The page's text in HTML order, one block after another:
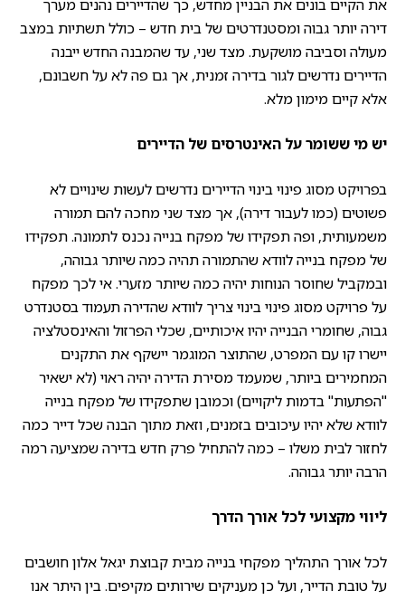
את הקיים בונים את הבניין מחדש, כך שהדיירים נהנים מערך
דירה יותר גבוה ומסטנדרטים של בית חדש – כולל תשתיות במצב
מעולה וסביבה מושקעת. מצד שני, עד שהמבנה החדש ייבנה
הדיירים נדרשים לגור בדירה זמנית, אך גם פה לא על חשבונם,
אלא קיים מימון מלא.
יש מי ששומר על האינטרסים של הדיירים
בפרויקט מסוג פינוי בינוי הדיירים נדרשים לעשות שינויים לא
פשוטים (כמו לעבור דירה), אך מצד שני מחכה להם תמורה
משמעותית, ופה תפקידו של מפקח בנייה נכנס לתמונה. תפקידו
של מפקח בנייה לוודא שהתמורה תהיה כמה שיותר גבוהה,
ובמקביל שחוסר הנוחות יהיה כמה שיותר מזערי. אי לכך מפקח
על פרויקט מסוג פינוי בינוי צריך לוודא שהדירה תעמוד בסטנדרט
גבוה, שחומרי הבנייה יהיו איכותיים, שכלי הפרזול והאינסטלציה
יישרו קו עם המפרט, שהתוצר המוגמר יישקף את התקנים
המחמירים ביותר, שמעמד מסירת הדירה יהיה ראוי (לא ישאיר
"הפתעות" בדמות ליקויים) וכמובן שתפקידו של מפקח בנייה
לוודא שלא יהיו עיכובים בזמנים, וזאת מתוך הבנה שכל דייר כמה
לחזור לבית משלו – כמה להתחיל פרק חדש בדירה שמציעה רמה
הרבה יותר גבוהה.
ליווי מקצועי לכל אורך הדרך
לכל אורך התהליך מפקחי בנייה מבית קבוצת יגאל אלון חושבים
על טובת הדייר, ועל כן מעניקים שירותים מקיפים. בין היתר אנו